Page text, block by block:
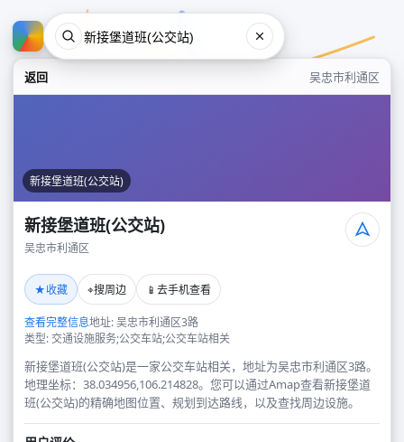
返回 吴忠市利通区
新接堡道班(公交站)
新接堡道班(公交站)
吴忠市利通区
★收藏 ⌖搜周边 📱 去手机查看
查看完整信息地址: 吴忠市利通区3路
类型: 交通设施服务;公交车站;公交车站相关
新接堡道班(公交站)是一家公交车站相关，地址为吴忠市利通区3路。
地理坐标：38.034956,106.214828。您可以通过Amap查看新接堡道
班(公交站)的精确地图位置、规划到达路线，以及查找周边设施。